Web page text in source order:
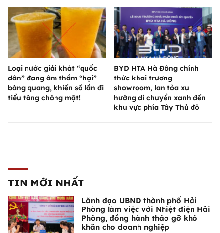
Loại nước giải khát “quốc
dân” đang âm thầm “hại”
bàng quang, khiến số lần đi
tiểu tăng chóng mặt!
BYD HTA Hà Đông chính
thức khai trương
showroom, lan tỏa xu
hướng di chuyển xanh đến
khu vực phía Tây Thủ đô
TIN MỚI NHẤT
Lãnh đạo UBND thành phố Hải
Phòng làm việc với Nhiệt điện Hải
Phòng, đồng hành tháo gỡ khó
khăn cho doanh nghiệp